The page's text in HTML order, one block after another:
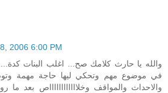
2006 6:00 PM
والله يا حارث كلامك صح... اغلب البنات
في موضوع مهم وتحكي ليها حاجة مهمة
والاحداث والمواقف وخلااااااااااااص بعد